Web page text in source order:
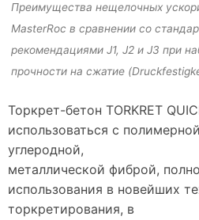
Преимущества нещелочных
MasterRoc в сравнении со
рекомендациями J1, J2 и J3 при
прочности на сжатие
Торкрет-бетон TORKRET
использоваться с
углеродной,
металлической фиброй,
использования в новейших
торкретирования, в